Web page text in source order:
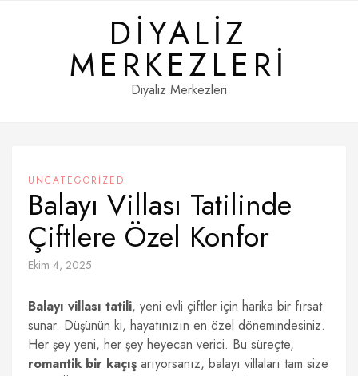
DIYALIZ
MERKEZLERI
Diyaliz Merkezleri
UNCATEGORIZED
Balayı Villası Tatilinde
Çiftlere Özel Konfor
Ekim 4, 2025
Balayı villası tatili, yeni evli çiftler için harika bir fırsat
sunar. Düşünün ki, hayatınızın en özel dönemindesiniz.
Her şey yeni, her şey heyecan verici. Bu süreçte,
romantik bir kaçış arıyorsanız, balayı villaları tam size